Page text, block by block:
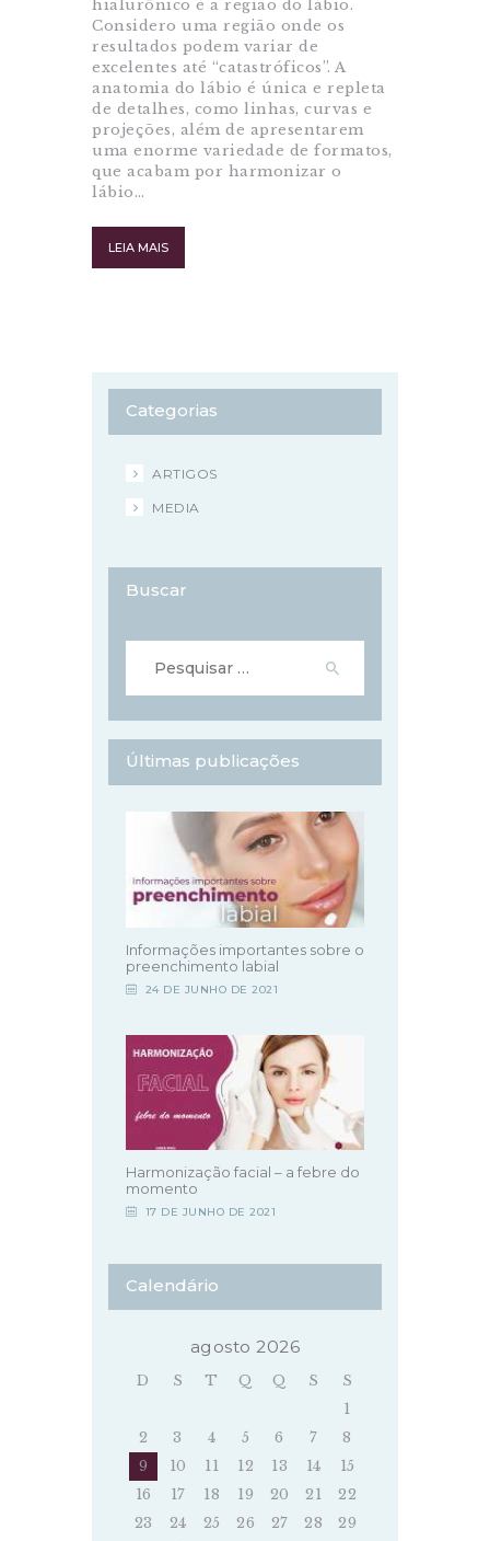
hialurônico é a região do lábio.
Considero uma região onde os
resultados podem variar de
excelentes até “catastróficos”. A
anatomia do lábio é única e repleta
de detalhes, como linhas, curvas e
projeções, além de apresentarem
uma enorme variedade de formatos,
que acabam por harmonizar o
lábio…
LEIA MAIS
Categorias
ARTIGOS
MEDIA
Buscar
por:
Últimas publicações
Informações importantes sobre o
preenchimento labial
24 DE JUNHO DE 2021
Harmonização facial – a febre do
momento
17 DE JUNHO DE 2021
Calendário
agosto 2026
D S T Q Q S
S
1
2
3 4 5 6 7
8
9
10 11 12 13 14
15
16
17 18 19 20 21
22
23
24 25 26 27 28
29